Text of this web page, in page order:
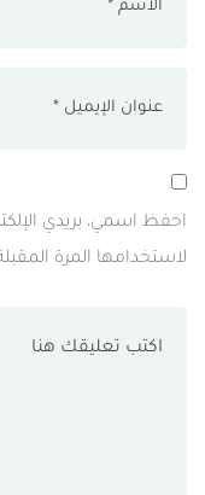
احفظ اسمي، بريدي
لاستخدامها المرة